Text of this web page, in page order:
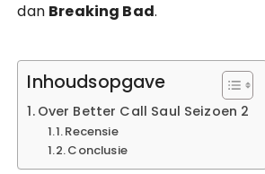
dan Breaking Bad.
Inhoudsopgave
Over Better Call Saul Seizoen 2
Recensie
Conclusie